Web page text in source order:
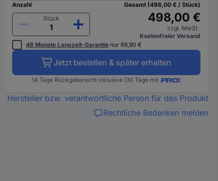
Anzahl
Stück
Gesamt (498,00 € / Stück)
498,00 €
zzgl. MwSt.
Kostenfreier Versand
48 Monate Langzeit-Garantie nur 69,90 €
Jetzt bestellen & später erhalten
14 Tage Rückgaberecht inklusive (30 Tage mit )
Hersteller bzw. verantwortliche Person für das Produkt
Rechtliche Bedenken melden